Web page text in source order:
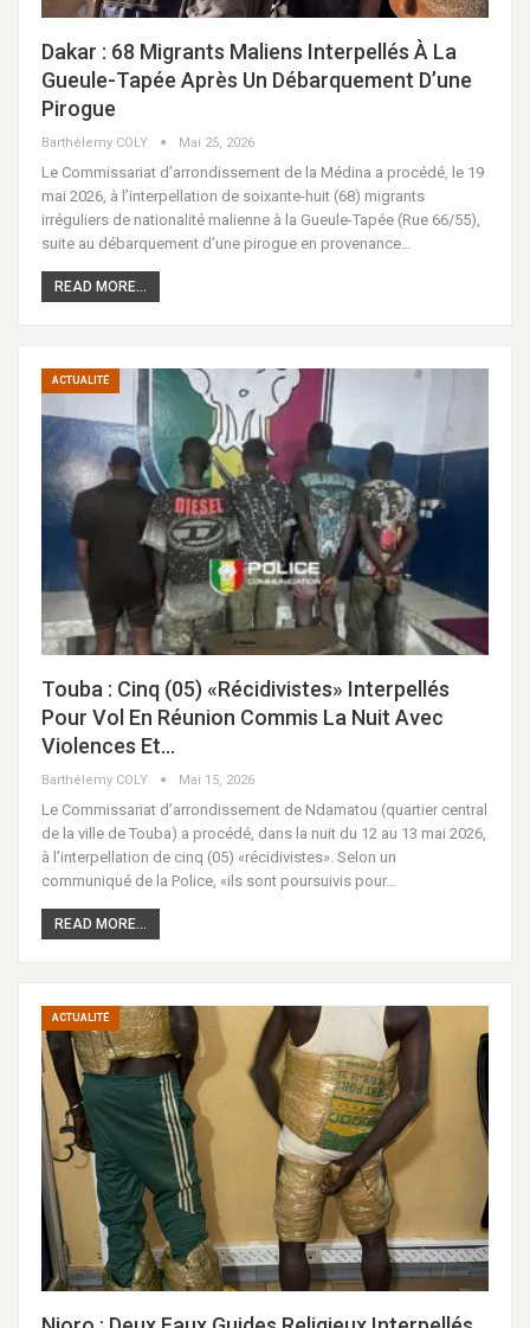
Dakar : 68 Migrants Maliens Interpellés À La
Gueule-Tapée Après Un Débarquement D’une
Pirogue
Barthélemy COLY Mai 25, 2026
Le Commissariat d’arrondissement de la Médina a procédé, le 19
mai 2026, à l’interpellation de soixante-huit (68) migrants
irréguliers de nationalité malienne à la Gueule-Tapée (Rue 66/55),
suite au débarquement d’une pirogue en provenance…
READ MORE...
ACTUALITÉ
Touba : Cinq (05) «récidivistes» Interpellés
Pour Vol En Réunion Commis La Nuit Avec
Violences Et…
Barthélemy COLY Mai 15, 2026
Le Commissariat d’arrondissement de Ndamatou (quartier central
de la ville de Touba) a procédé, dans la nuit du 12 au 13 mai 2026,
à l’interpellation de cinq (05) «récidivistes». Selon un
communiqué de la Police, «ils sont poursuivis pour…
READ MORE...
ACTUALITÉ